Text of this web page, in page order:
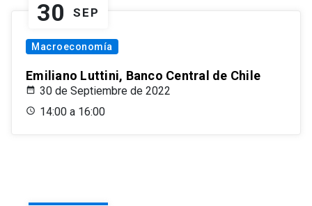
30 SEP
Macroeconomía
Emiliano Luttini, Banco Central de Chile
30 de Septiembre de 2022
14:00 a 16:00